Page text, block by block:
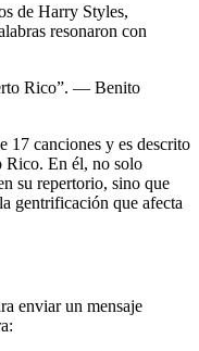
de Harry Styles,
resonaron con
Rico”. — Benito
17 canciones y es descrito
Rico. En él, no solo
su repertorio, sino que
gentrificación que afecta
enviar un mensaje